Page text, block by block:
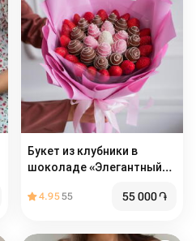
Букет из клубники в
шоколаде «Элегантный» в
4.9555 55 000֏